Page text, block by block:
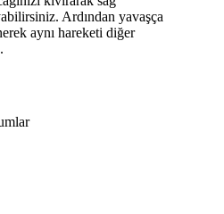
Ardından yavaşça
aynı hareketi diğer